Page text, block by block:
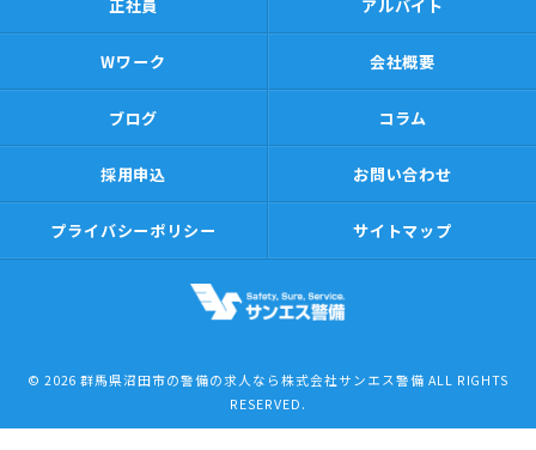
正社員 アルバイト
Wワーク 会社概要
ブログ コラム
採用申込 お問い合わせ
プライバシーポリシー サイトマップ
© 2026 群馬県沼田市の警備の求人なら株式会社サンエス警備 ALL RIGHTS
RESERVED.